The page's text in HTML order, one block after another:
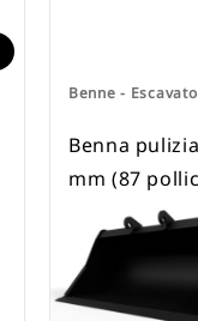
Benne -
Benna
mm (87